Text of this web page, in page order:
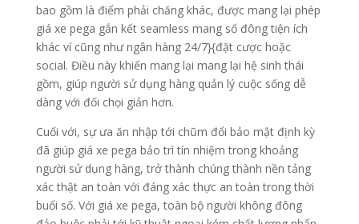
bao gồm là điểm phải chăng khác, được mang lại phép
giá xe pega gắn kết seamless mang số đông tiện ích
khác ví cũng như ngân hàng 24/7}{đặt cược hoặc
social. Điều này khiến mang lại mang lại hệ sinh thái
gồm, giúp người sử dụng hàng quản lý cuộc sống dễ
dàng với đối chọi giản hơn.
Cuối với, sự ưa ăn nhập tới chũm đổi bảo mật định kỳ
đã giúp giá xe pega bảo trì tín nhiệm trong khoảng
người sử dụng hàng, trở thành chúng thành nền tảng
xác thật an toàn với đáng xác thực an toàn trong thời
buổi số. Với giá xe pega, toàn bộ người không đông